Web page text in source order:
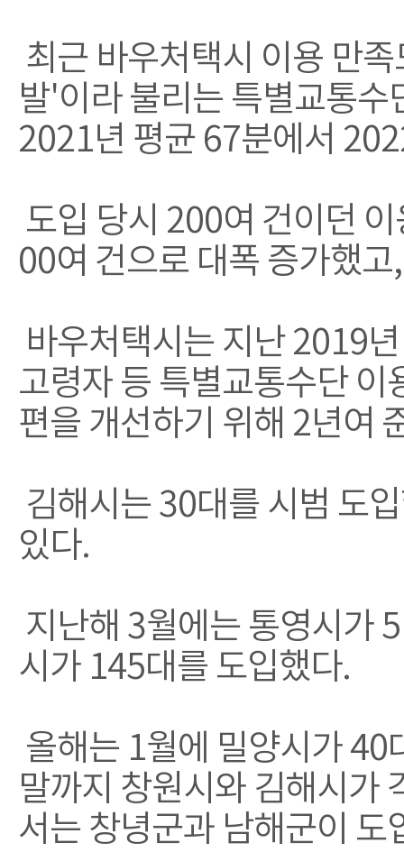
최근 바우처택시 이용 만
발'이라 불리는 특별교통
2021년 평균 67분에서
도입 당시 200여 건이던
00여 건으로 대폭 증가했
바우처택시는 지난 2019
고령자 등 특별교통수단 이
편을 개선하기 위해 2년여
김해시는 30대를 시범 도
있다.
지난해 3월에는 통영시가
시가 145대를 도입했다.
올해는 1월에 밀양시가 40
말까지 창원시와 김해시가
서는 창녕군과 남해군이 도